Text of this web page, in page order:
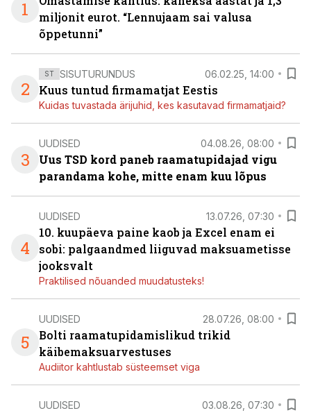
1
miljonit eurot. “Lennujaam sai valusa
õppetunni”
2
ST SISUTURUNDUS 06.02.25, 14:00
Kuus tuntud firmamatjat Eestis
Kuidas tuvastada ärijuhid, kes kasutavad firmamatjaid?
3
UUDISED 04.08.26, 08:00
Uus TSD kord paneb raamatupidajad vigu
parandama kohe, mitte enam kuu lõpus
4
UUDISED 13.07.26, 07:30
10. kuupäeva paine kaob ja Excel enam ei
sobi: palgaandmed liiguvad maksuametisse
jooksvalt
Praktilised nõuanded muudatusteks!
5
UUDISED 28.07.26, 08:00
Bolti raamatupidamislikud trikid
käibemaksuarvestuses
Audiitor kahtlustab süsteemset viga
UUDISED 03.08.26, 07:30